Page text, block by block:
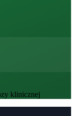
klinicznej